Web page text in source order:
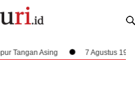
7 Agustus 1945, Dampak Krusial